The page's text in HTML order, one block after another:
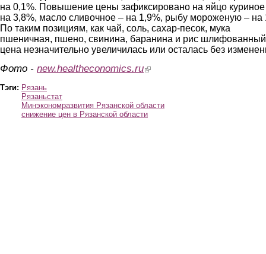
на 0,1%. Повышение цены зафиксировано на яйцо
на 3,8%, масло сливочное – на 1,9%, рыбу мороженую – на
По таким позициям, как чай, соль, сахар-песок, мука
пшеничная, пшено, свинина, баранина и рис шлифованный
цена незначительно увеличилась или осталась без
Фото - new.healtheconomics.ru(link is external)
Тэги: Рязань
Рязаньстат
Минэкономразвития Рязанской области
снижение цен в Рязанской области